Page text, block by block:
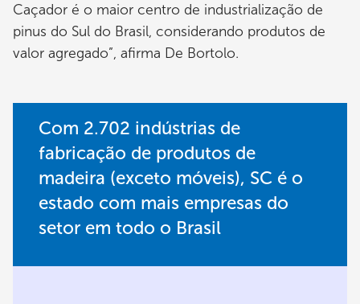
Caçador é o maior centro de industrialização de
pinus do Sul do Brasil, considerando produtos de
valor agregado”, afirma De Bortolo.
Com 2.702 indústrias de
fabricação de produtos de
madeira (exceto móveis), SC é o
estado com mais empresas do
setor em todo o Brasil